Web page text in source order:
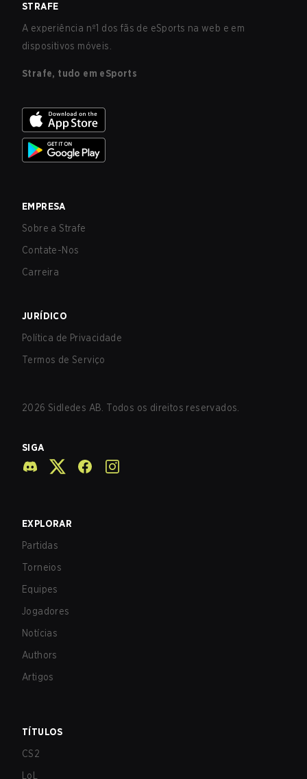
STRAFE
A experiência nº1 dos fãs de eSports na web e em
dispositivos móveis.
Strafe, tudo em eSports
EMPRESA
Sobre a Strafe
Contate-Nos
Carreira
JURÍDICO
Política de Privacidade
Termos de Serviço
2026 Sidledes AB. Todos os direitos reservados.
SIGA
EXPLORAR
Partidas
Torneios
Equipes
Jogadores
Notícias
Authors
Artigos
TÍTULOS
CS2
LoL